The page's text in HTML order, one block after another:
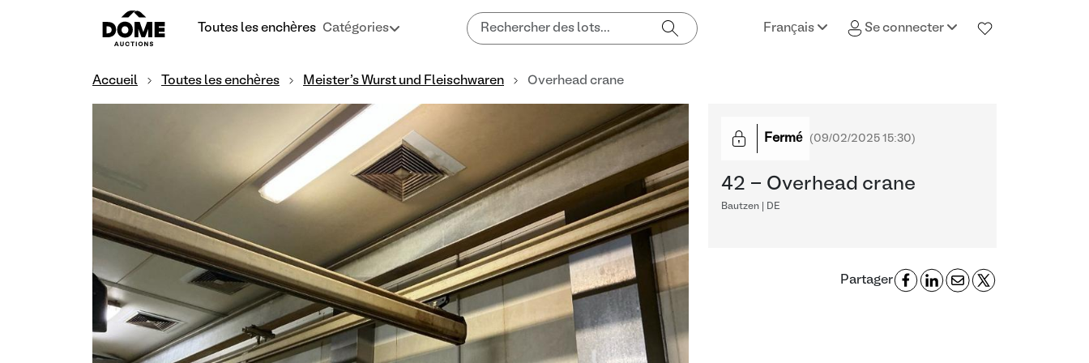
Toutes les enchères Catégories Français Se connecter
Accueil Toutes les enchères Meister's Wurst und Fleischwaren Overhead crane
Fermé (09/02/2025 15:30)
42 - Overhead crane
Bautzen | DE
Partager